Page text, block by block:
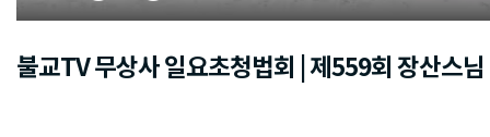
불교TV 무상사 일요초청법회 | 제559회 장산스